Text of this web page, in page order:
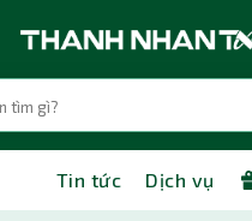
Tin tức Dịch vụ